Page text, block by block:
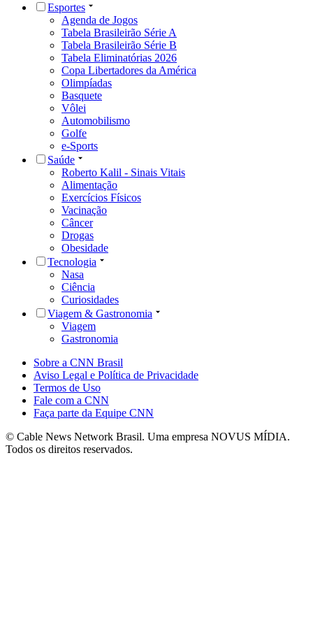
Esportes
Agenda de Jogos
Tabela Brasileirão Série A
Tabela Brasileirão Série B
Tabela Eliminatórias 2026
Copa Libertadores da América
Olimpíadas
Basquete
Vôlei
Automobilismo
Golfe
e-Sports
Saúde
Roberto Kalil - Sinais Vitais
Alimentação
Exercícios Físicos
Vacinação
Câncer
Drogas
Obesidade
Tecnologia
Nasa
Ciência
Curiosidades
Viagem & Gastronomia
Viagem
Gastronomia
Sobre a CNN Brasil
Aviso Legal e Política de Privacidade
Termos de Uso
Fale com a CNN
Faça parte da Equipe CNN
© Cable News Network Brasil. Uma empresa NOVUS MÍDIA.
Todos os direitos reservados.